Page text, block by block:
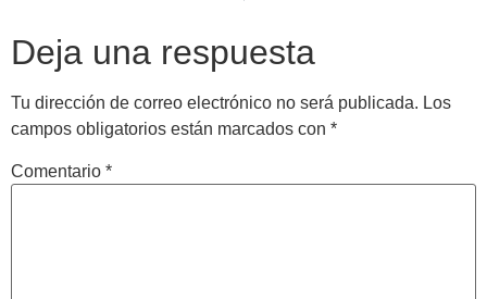
Deja una respuesta
Tu dirección de correo electrónico no será publicada. Los
campos obligatorios están marcados con *
Comentario *